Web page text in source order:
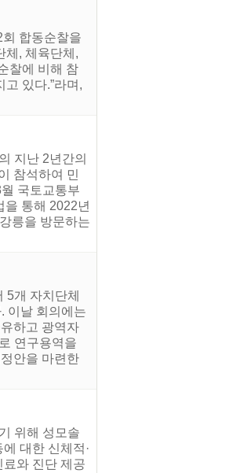
합동순찰을
체, 체육단체,
찰에 비해 참
있다.”라며,
지난 2년간의
참석하여 민
국토교통부
통해 2022년
릉을 방문하는
5개 자치단체
이날 회의에는
하고 광역자
연구용역을
안을 마련한
위해 성모솔
대한 신체적·
와 진단 제공